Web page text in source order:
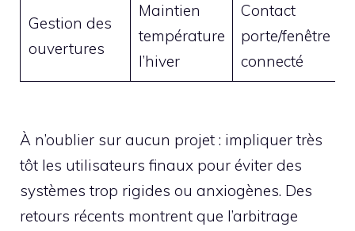
Gestion des
ouvertures
Maintien
température
l’hiver
Contact
porte/fenêtre
connecté
À n’oublier sur aucun projet : impliquer très
tôt les utilisateurs finaux pour éviter des
systèmes trop rigides ou anxiogènes. Des
retours récents montrent que l’arbitrage